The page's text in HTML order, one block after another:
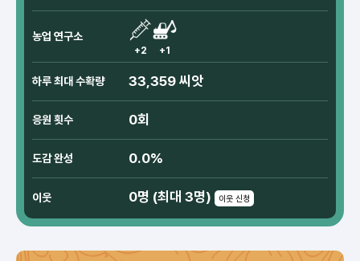
농업 연구소
+2 +1
하루 최대 수확량 33,359 씨앗
응원 횟수 0회
도감 완성 0.0%
이웃 0명 (최대 3명) 이웃 신청